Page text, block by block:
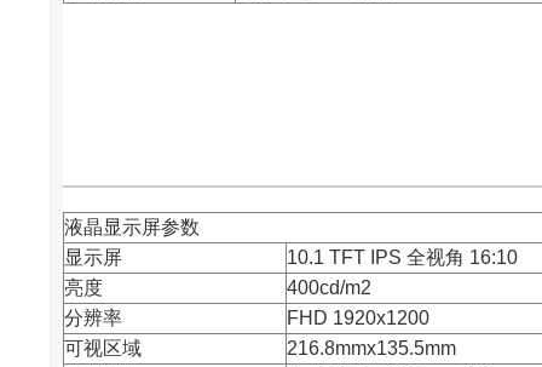
液晶显示屏参数
显示屏
10.1 TFT IPS 全视角 16:10
亮度
400cd/m2
分辨率
FHD 1920x1200
可视区域
216.8mmx135.5mm